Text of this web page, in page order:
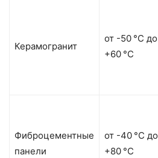
Керамогранит
от -50 °C до
+60 °C
Фиброцементные
панели
от -40 °C до
+80 °C